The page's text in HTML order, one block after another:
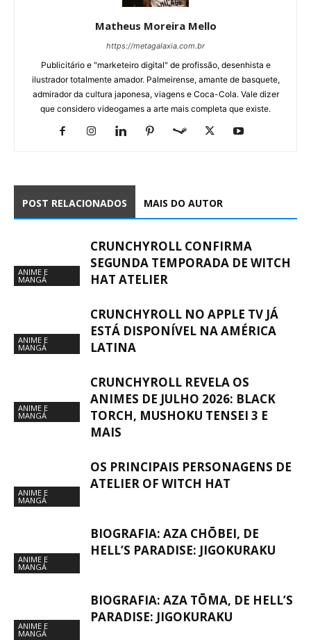
Matheus Moreira Mello
https://metagalaxia.com.br
Publicitário e "marketeiro digital" de profissão, desenhista e
ilustrador totalmente amador. Palmeirense, amante de basquete,
admirador da cultura japonesa, viagens e Coca-Cola. Vale dizer
que considero videogames a arte mais completa que existe.
POST RELACIONADOS MAIS DO AUTOR
ANIME E
MANGÁ
CRUNCHYROLL CONFIRMA
SEGUNDA TEMPORADA DE WITCH
HAT ATELIER
ANIME E
MANGÁ
CRUNCHYROLL NO APPLE TV JÁ
ESTÁ DISPONÍVEL NA AMÉRICA
LATINA
ANIME E
MANGÁ
CRUNCHYROLL REVELA OS
ANIMES DE JULHO 2026: BLACK
TORCH, MUSHOKU TENSEI 3 E
MAIS
ANIME E
MANGÁ
OS PRINCIPAIS PERSONAGENS DE
ATELIER OF WITCH HAT
ANIME E
MANGÁ
BIOGRAFIA: AZA CHŌBEI, DE
HELL’S PARADISE: JIGOKURAKU
ANIME E
MANGÁ
BIOGRAFIA: AZA TŌMA, DE HELL’S
PARADISE: JIGOKURAKU